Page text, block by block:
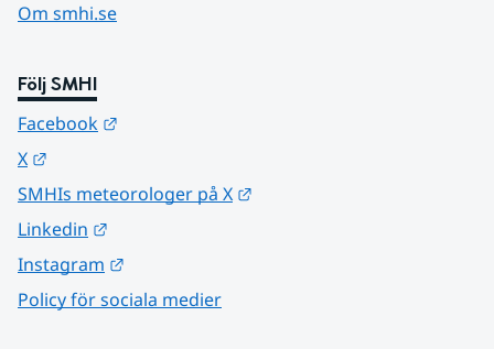
Om smhi.se
Följ SMHI
Facebook
X
SMHIs meteorologer på X
Linkedin
Instagram
Policy för sociala medier